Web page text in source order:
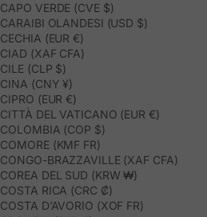
CAPO VERDE (CVE $)
CARAIBI OLANDESI (USD $)
CECHIA (EUR €)
CIAD (XAF CFA)
CILE (CLP $)
CINA (CNY ¥)
CIPRO (EUR €)
CITTÀ DEL VATICANO (EUR €)
COLOMBIA (COP $)
COMORE (KMF FR)
CONGO-BRAZZAVILLE (XAF CFA)
COREA DEL SUD (KRW ₩)
COSTA RICA (CRC ₡)
COSTA D’AVORIO (XOF FR)